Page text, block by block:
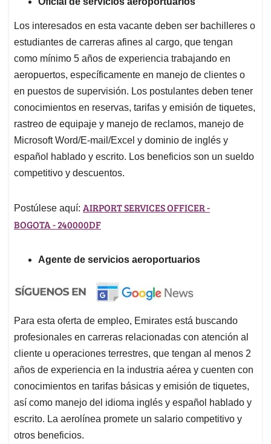
Los interesados en esta vacante deben ser bachilleres o
estudiantes de carreras afines al cargo, que tengan
como mínimo 5 años de experiencia trabajando en
aeropuertos, específicamente en manejo de clientes o
en puestos de supervisión. Los postulantes deben tener
conocimientos en reservas, tarifas y emisión de tiquetes,
rastreo de equipaje y manejo de reclamos, manejo de
Microsoft Word/E-mail/Excel y dominio de inglés y
español hablado y escrito. Los beneficios son un sueldo
competitivo y descuentos.
Postúlese aquí: AIRPORT SERVICES OFFICER -
BOGOTA - 240000DF
Agente de servicios aeroportuarios
Para esta oferta de empleo, Emirates está buscando
profesionales en carreras relacionadas con atención al
cliente u operaciones terrestres, que tengan al menos 2
años de experiencia en la industria aérea y cuenten con
conocimientos en tarifas básicas y emisión de tiquetes,
así como manejo del idioma inglés y español hablado y
escrito. La aerolínea promete un salario competitivo y
otros beneficios.